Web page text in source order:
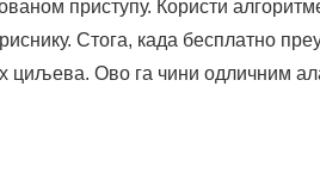
апликација. Ова